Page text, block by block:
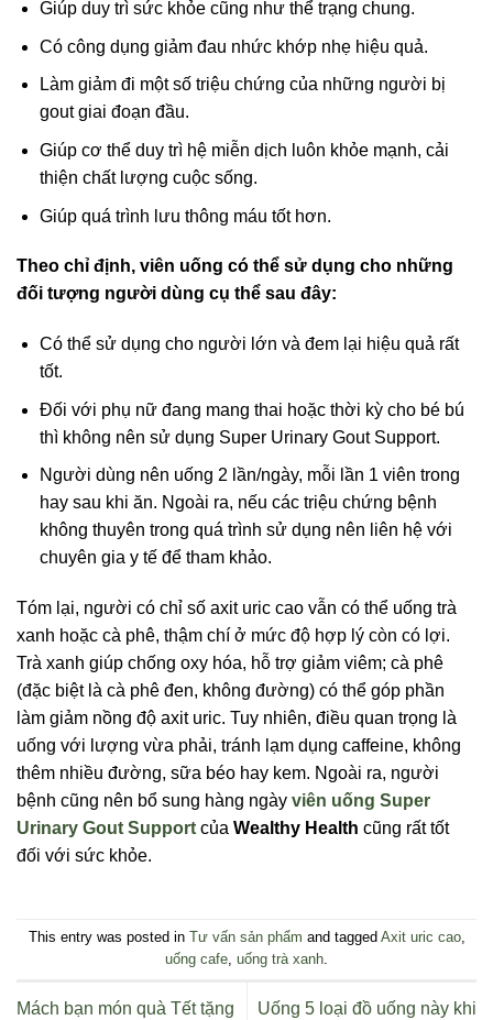
Giúp duy trì sức khỏe cũng như thể trạng chung.
Có công dụng giảm đau nhức khớp nhẹ hiệu quả.
Làm giảm đi một số triệu chứng của những người bị
gout giai đoạn đầu.
Giúp cơ thể duy trì hệ miễn dịch luôn khỏe mạnh, cải
thiện chất lượng cuộc sống.
Giúp quá trình lưu thông máu tốt hơn.
Theo chỉ định, viên uống có thể sử dụng cho những
đối tượng người dùng cụ thể sau đây:
Có thể sử dụng cho người lớn và đem lại hiệu quả rất
tốt.
Đối với phụ nữ đang mang thai hoặc thời kỳ cho bé bú
thì không nên sử dụng Super Urinary Gout Support.
Người dùng nên uống 2 lần/ngày, mỗi lần 1 viên trong
hay sau khi ăn. Ngoài ra, nếu các triệu chứng bệnh
không thuyên trong quá trình sử dụng nên liên hệ với
chuyên gia y tế để tham khảo.
Tóm lại, người có chỉ số axit uric cao vẫn có thể uống trà
xanh hoặc cà phê, thậm chí ở mức độ hợp lý còn có lợi.
Trà xanh giúp chống oxy hóa, hỗ trợ giảm viêm; cà phê
(đặc biệt là cà phê đen, không đường) có thể góp phần
làm giảm nồng độ axit uric. Tuy nhiên, điều quan trọng là
uống với lượng vừa phải, tránh lạm dụng caffeine, không
thêm nhiều đường, sữa béo hay kem. Ngoài ra, người
bệnh cũng nên bổ sung hàng ngày viên uống Super
Urinary Gout Support của Wealthy Health cũng rất tốt
đối với sức khỏe.
This entry was posted in Tư vấn sản phẩm and tagged Axit uric cao,
uống cafe, uống trà xanh.
Mách bạn món quà Tết tặng
Uống 5 loại đồ uống này khi